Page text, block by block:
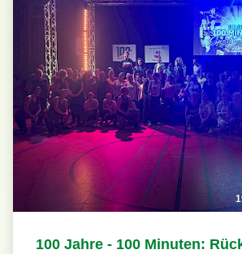
100 Jahre - 100 Minuten: